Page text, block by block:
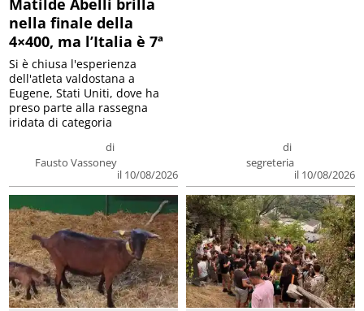
Matilde Abelli brilla
nella finale della
4×400, ma l’Italia è 7ª
di
Fausto Vassoney
il 10/08/2026
Si è chiusa l'esperienza
dell'atleta valdostana a
Eugene, Stati Uniti, dove ha
preso parte alla rassegna
iridata di categoria
di
segreteria
il 10/08/2026